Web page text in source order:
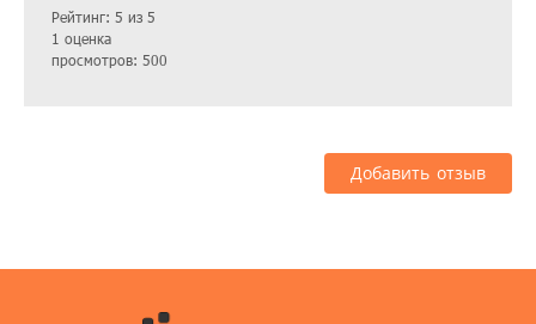
Рейтинг: 5 из 5
1 оценка
просмотров: 500
Добавить отзыв